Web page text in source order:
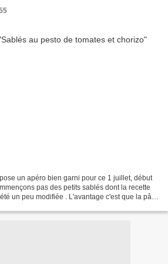
un apéro bien garni pour ce 1 juillet, début
pas des petits sablés dont la recette
un peu modifiée . L'avantage c'est que la pâte